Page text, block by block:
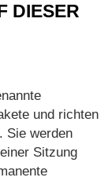
DIESER
und richten
Sie werden
Sitzung